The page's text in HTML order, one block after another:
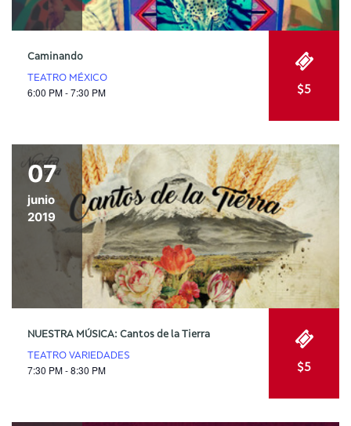
Caminando
TEATRO MÉXICO
6:00 PM - 7:30 PM $5
07
junio
2019
NUESTRA MÚSICA: Cantos de la Tierra
TEATRO VARIEDADES
7:30 PM - 8:30 PM $5